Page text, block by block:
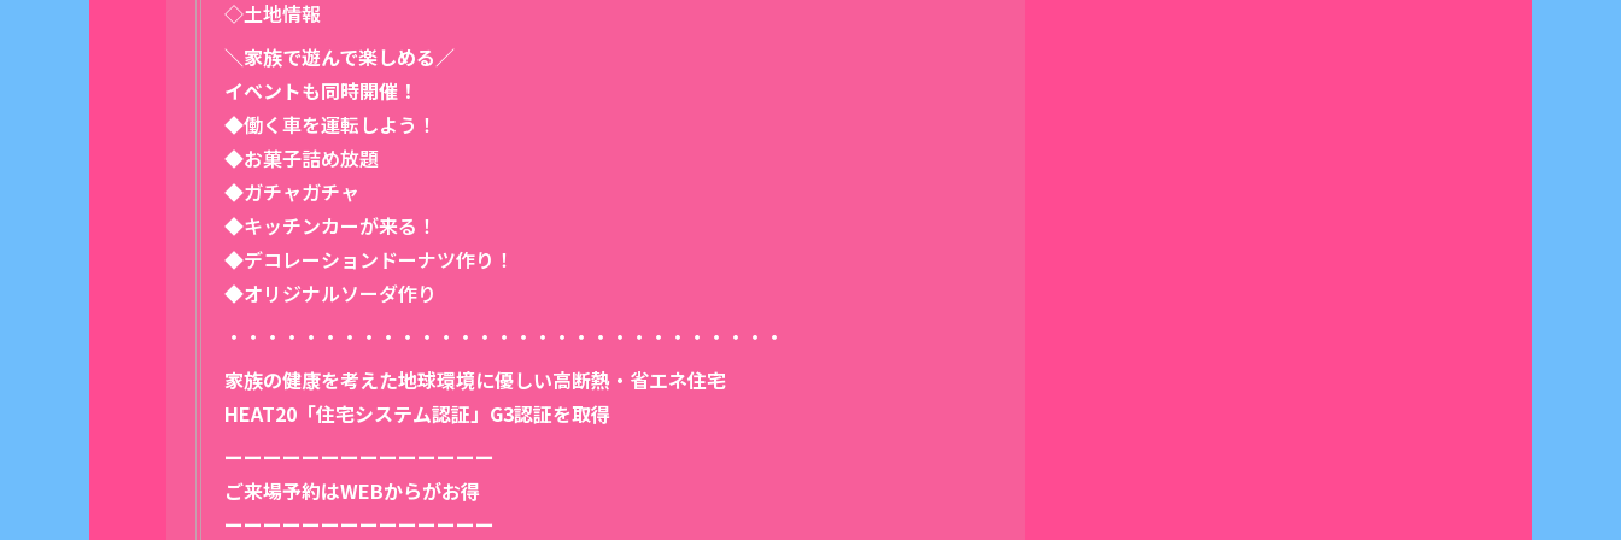
◇土地情報
＼家族で遊んで楽しめる／
イベントも同時開催！
◆働く車を運転しよう！
◆お菓子詰め放題
◆ガチャガチャ
◆キッチンカーが来る！
◆デコレーションドーナツ作り！
◆オリジナルソーダ作り
・・・・・・・・・・・・・・・・・・・・・・・・・・・・・
家族の健康を考えた地球環境に優しい高断熱・省エネ住宅
HEAT20「住宅システム認証」G3認証を取得
ーーーーーーーーーーーーーー
ご来場予約はWEBからがお得
ーーーーーーーーーーーーーー